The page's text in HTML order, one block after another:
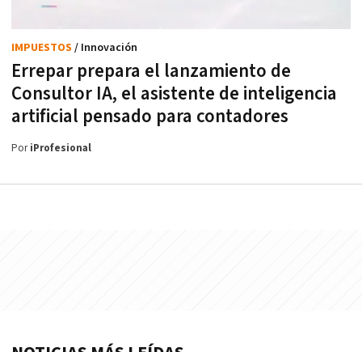
Errepar prepara el lanzamiento de
Consultor IA, el asistente de inteligencia
artificial pensado para contadores
IMPUESTOS / Innovación
PoriProfesional